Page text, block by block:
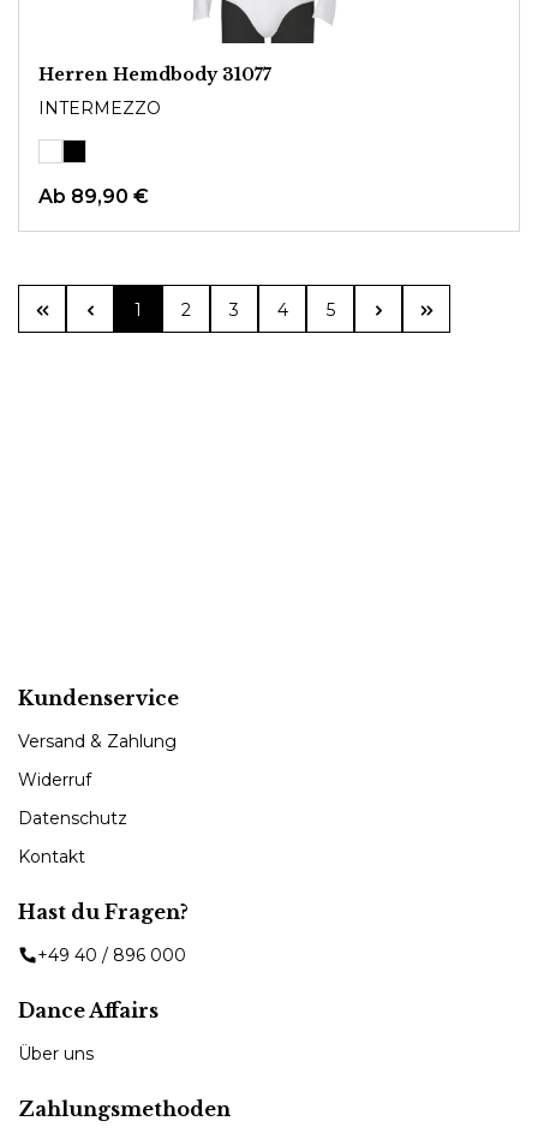
Herren Hemdbody 31077
INTERMEZZO
Ab 89,90 €
Seite
1 Seite
2 Seite
3 Seite
4 Seite
5
Kundenservice
Versand & Zahlung
Widerruf
Datenschutz
Kontakt
Hast du Fragen?
+49 40 / 896 000
Dance Affairs
Über uns
Zahlungsmethoden